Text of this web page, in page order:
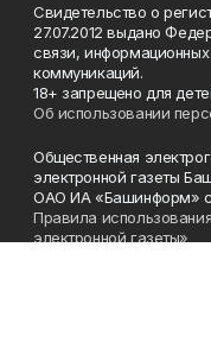
Свидетельство о
27.07.2012 выдано
связи,
коммуникаций.
18+ запрещено для
Об использовании
Общественная
электронной газеты
ОАО ИА «Башинформ» с
Правила
электронной газеты»